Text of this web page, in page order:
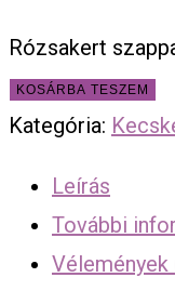
Rózsakert
KOSÁRBA TESZEM
Kategória:
Leírás
További
Vélemények